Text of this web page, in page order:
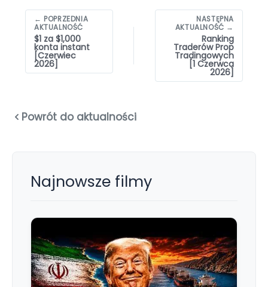
Nawigacja
wpisów
← POPRZEDNIA
AKTUALNOŚĆ
$1 za $1,000
konta instant
[Czerwiec
2026]
NASTĘPNA
AKTUALNOŚĆ →
Ranking
Traderów Prop
Tradingowych
[1 Czerwca
2026]
Powrót do aktualności
Najnowsze filmy